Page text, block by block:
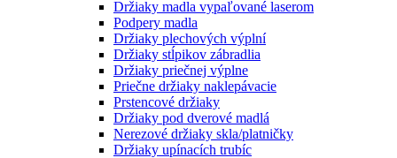
Držiaky madla vypaľované laserom
Podpery madla
Držiaky plechových výplní
Držiaky stĺpikov zábradlia
Držiaky priečnej výplne
Priečne držiaky naklepávacie
Prstencové držiaky
Držiaky pod dverové madlá
Nerezové držiaky skla/platničky
Držiaky upínacích trubíc